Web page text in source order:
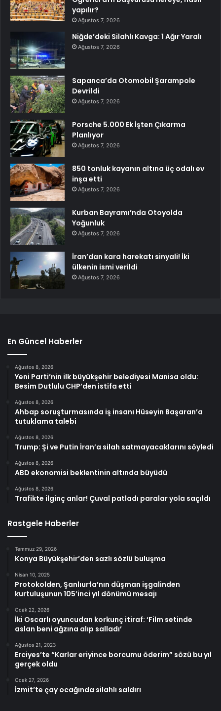
yapılır?
Ağustos 7, 2026
Niğde’deki Silahlı Kavga: 1 Ağır Yaralı
Ağustos 7, 2026
Sapanca’da Otomobil Şarampole
Devrildi
Ağustos 7, 2026
Porsche 5.000 Ek İşten Çıkarma
Planlıyor
Ağustos 7, 2026
850 tonluk kayanın altına üç odalı ev
inşa etti
Ağustos 7, 2026
Kurban Bayramı’nda Otoyolda
Yoğunluk
Ağustos 7, 2026
İran’dan kara harekatı sinyali! İki
ülkenin ismi verildi
Ağustos 7, 2026
En Güncel Haberler
Ağustos 8, 2026
Yeni Parti’nin ilk büyükşehir belediyesi Manisa oldu:
Besim Dutlulu CHP’den istifa etti
Ağustos 8, 2026
Ahbap soruşturmasında iş insanı Hüseyin Başaran’a
tutuklama talebi
Ağustos 8, 2026
Trump: Şi ve Putin İran’a silah satmayacaklarını söyledi
Ağustos 8, 2026
ABD ekonomisi beklentinin altında büyüdü
Ağustos 8, 2026
Trafikte ilginç anlar! Çuval patladı paralar yola saçıldı
Rastgele Haberler
Temmuz 29, 2026
Konya Büyükşehir’den sazlı sözlü buluşma
Nisan 10, 2025
Protokolden, Şanlıurfa’nın düşman işgalinden
kurtuluşunun 105’inci yıl dönümü mesajı
Ocak 22, 2026
İki Oscarlı oyuncudan korkunç itiraf: ‘Film setinde
aslan beni ağzına alıp salladı’
Ağustos 21, 2023
Erciyes’te “Karlar eriyince borcumu öderim” sözü bu yıl
gerçek oldu
Ocak 27, 2026
İzmit’te çay ocağında silahlı saldırı